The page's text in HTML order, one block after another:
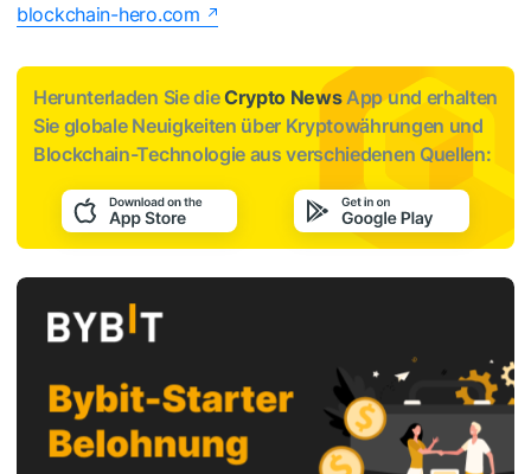
blockchain-hero.com
Herunterladen Sie dieCrypto NewsApp und erhalten
Sie globale Neuigkeiten über Kryptowährungen und
Blockchain-Technologie aus verschiedenen Quellen: